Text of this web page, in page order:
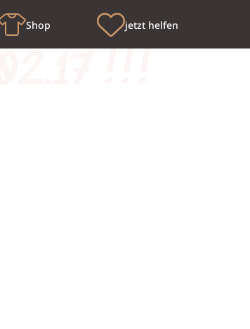
Shop jetzt helfen